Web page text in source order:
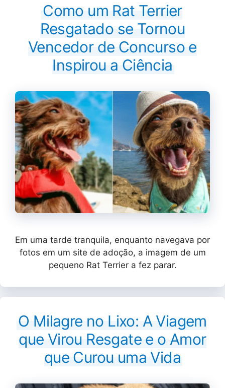
Como um Rat Terrier
Resgatado se Tornou
Vencedor de Concurso e
Inspirou a Ciência
Em uma tarde tranquila, enquanto navegava por
fotos em um site de adoção, a imagem de um
pequeno Rat Terrier a fez parar.
O Milagre no Lixo: A Viagem
que Virou Resgate e o Amor
que Curou uma Vida